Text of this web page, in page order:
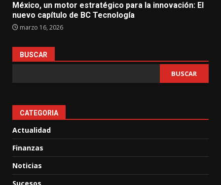
México, un motor estratégico para la innovación: El
nuevo capítulo de BC Tecnología
marzo 16, 2026
BUSCAR
BUSCAR
CATEGORIA
Actualidad
Finanzas
Noticias